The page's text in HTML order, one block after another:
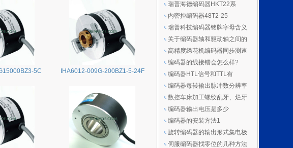
5C IHA6012-009G-200BZ1-5-24F
瑞普海德编码器HKT22系
内密控编码器48T2-25
瑞普科技编码器铭牌字母含义
关于编码器轴和驱动轴之间的
高精度绣花机编码器同步测速
编码器的线接错会怎么样?
编码器HTL信号和TTL有
编码器每转输出脉冲数分辨率
数控车床加工螺纹乱牙、烂牙
编码器输出电压是多少
编码器的安装方法1
旋转编码器的输出形式集电极
伺服编码器找零位的几种方法